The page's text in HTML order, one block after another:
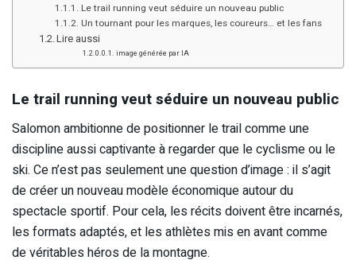
Le trail running veut séduire un nouveau public
Un tournant pour les marques, les coureurs… et les fans
Lire aussi
image générée par IA
Le trail running veut séduire un nouveau public
Salomon ambitionne de positionner le trail comme une
discipline aussi captivante à regarder que le cyclisme ou le
ski. Ce n’est pas seulement une question d’image : il s’agit
de créer un nouveau modèle économique autour du
spectacle sportif. Pour cela, les récits doivent être incarnés,
les formats adaptés, et les athlètes mis en avant comme
de véritables héros de la montagne.